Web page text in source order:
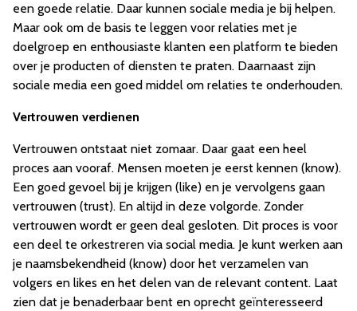
een goede relatie. Daar kunnen sociale media je bij helpen.
Maar ook om de basis te leggen voor relaties met je
doelgroep en enthousiaste klanten een platform te bieden
over je producten of diensten te praten. Daarnaast zijn
sociale media een goed middel om relaties te onderhouden.
Vertrouwen verdienen
Vertrouwen ontstaat niet zomaar. Daar gaat een heel
proces aan vooraf. Mensen moeten je eerst kennen (know).
Een goed gevoel bij je krijgen (like) en je vervolgens gaan
vertrouwen (trust). En altijd in deze volgorde. Zonder
vertrouwen wordt er geen deal gesloten. Dit proces is voor
een deel te orkestreren via social media. Je kunt werken aan
je naamsbekendheid (know) door het verzamelen van
volgers en likes en het delen van de relevant content. Laat
zien dat je benaderbaar bent en oprecht geïnteresseerd